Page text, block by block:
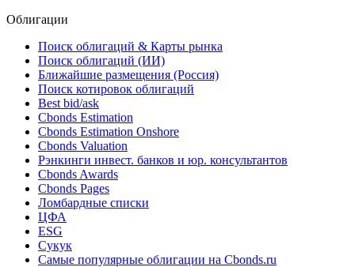
Облигации
Поиск облигаций & Карты рынка
Поиск облигаций (ИИ)
Ближайшие размещения (Россия)
Поиск котировок облигаций
Best bid/ask
Cbonds Estimation
Cbonds Estimation Onshore
Cbonds Valuation
Рэнкинги инвест. банков и юр. консультантов
Cbonds Awards
Cbonds Pages
Ломбардные списки
ЦФА
ESG
Сукук
Самые популярные облигации на Cbonds.ru